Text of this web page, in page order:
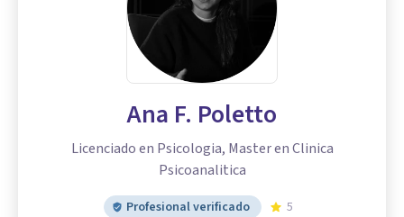
Ana F. Poletto
Licenciado en Psicologia, Master en Clinica
Psicoanalitica
Profesional verificado
5